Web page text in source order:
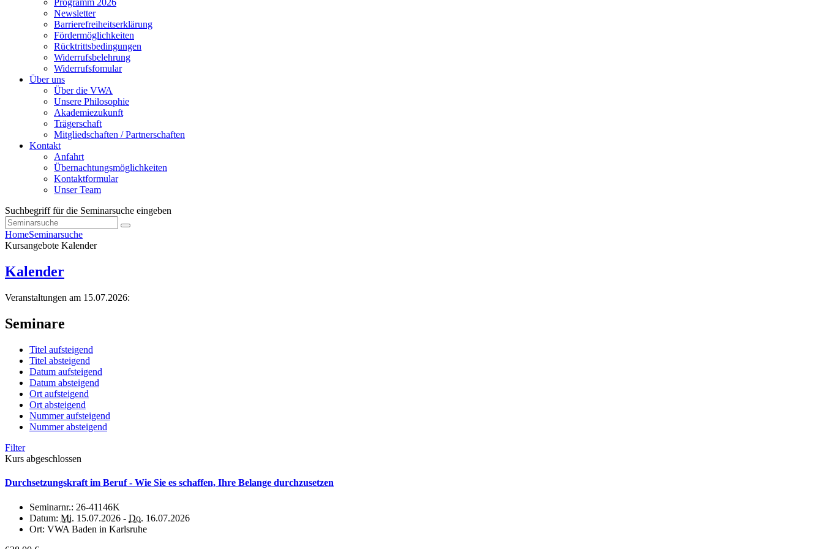
Programm 2026
Newsletter
Barrierefreiheitserklärung
Fördermöglichkeiten
Rücktrittsbedingungen
Widerrufsbelehrung
Widerrufsfomular
Über uns
Über die VWA
Unsere Philosophie
Akademiezukunft
Trägerschaft
Mitgliedschaften / Partnerschaften
Kontakt
Anfahrt
Übernachtungsmöglichkeiten
Kontaktformular
Unser Team
Suchbegriff für die Seminarsuche eingeben
HomeSeminarsuche
Kursangebote Kalender
Kalender
Veranstaltungen am 15.07.2026:
Seminare
Titel aufsteigend
Titel absteigend
Datum aufsteigend
Datum absteigend
Ort aufsteigend
Ort absteigend
Nummer aufsteigend
Nummer absteigend
Filter
Kurs abgeschlossen
Durchsetzungskraft im Beruf - Wie Sie es schaffen, Ihre Belange durchzusetzen
Seminarnr.: 26-41146K
Datum: Mi. 15.07.2026 - Do. 16.07.2026
Ort: VWA Baden in Karlsruhe